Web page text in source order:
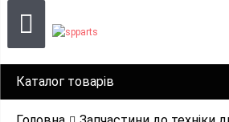
Каталог товарів